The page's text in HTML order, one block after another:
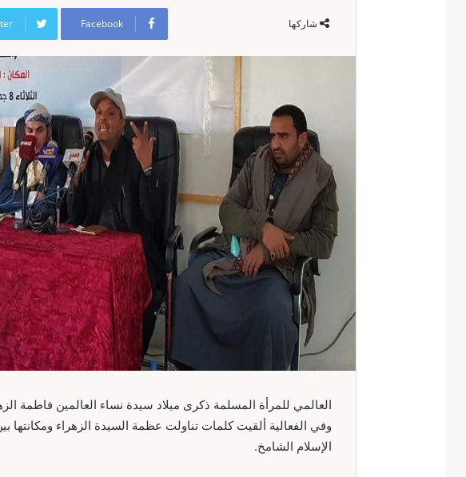
شاركها Facebook
العالمي للمرأة المسلمة ذكرى ميلاد سيدة نساء العالمين فاطمة
وفي الفعالية ألقيت كلمات تناولت عظمة السيدة الزهراء ومكانتها
الإسلام الشامخ.